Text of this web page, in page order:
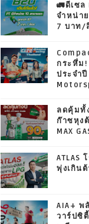
🚛ดีเซล
จำหน่า
7 บาท/
กระหึ่ม
ประจำ
ลดคุ้มทั้
ก๊าซหุง
MAX
ATLAS
พุ่งเกิน
AIA+ พ
วาร์ปซิตี้